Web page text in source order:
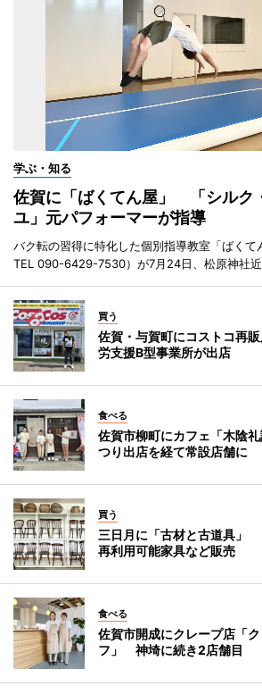
学ぶ・知る
佐賀に「ばくてん屋」 「シルク
ユ」元パフォーマーが指導
バク転の習得に特化した個別指導教室「ばくて
TEL 090-6429-7530）が7月24日、松原神社近
買う
佐賀・与賀町にコストコ再
労支援B型事業所が出店
食べる
佐賀市柳町にカフェ「木陰
つり出店を経て常設店舗に
買う
三日月に「古材と古道具」
再利用可能家具など販売
食べる
佐賀市開成にクレープ店「
フ」 神埼に続き2店舗目